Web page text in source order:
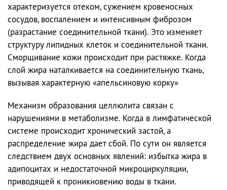
характеризуется отеком, сужением кровеносных
сосудов, воспалением и интенсивным фиброзом
(разрастание соединительной ткани). Это изменяет
структуру липидных клеток и соединительной ткани.
Сморщивание кожи происходит при растяжке. Когда
слой жира наталкивается на соединительную ткань,
вызывая характерную «апельсиновую корку»
Механизм образования целлюлита связан с
нарушениями в метаболизме. Когда в лимфатической
системе происходит хронический застой, а
распределение жира дает сбой. По сути он является
следствием двух основных явлений: избытка жира в
адипоцитах и недостаточной микроциркуляции,
приводящей к проникновению воды в ткани.